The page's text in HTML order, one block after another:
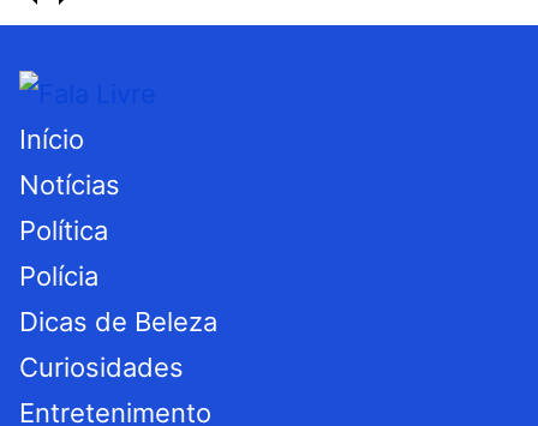
Início
Notícias
Política
Polícia
Dicas de Beleza
Curiosidades
Entretenimento